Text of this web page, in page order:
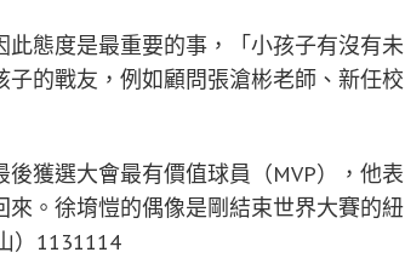
態度是最重要的事，「小孩子有沒有未
的戰友，例如顧問張滄彬老師、新任校
獲選大會最有價值球員（MVP），他表
。徐堉愷的偶像是剛結束世界大賽的紐
）1131114